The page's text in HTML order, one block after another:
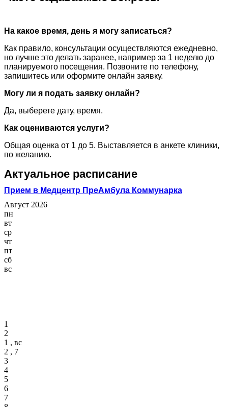
На какое время, день я могу записаться?
Как правило, консультации осуществляются ежедневно,
но лучше это делать заранее, например за 1 неделю до
планируемого посещения. Позвоните по телефону,
запишитесь или оформите онлайн заявку.
Могу ли я подать заявку онлайн?
Да, выберете дату, время.
Как оцениваются услуги?
Общая оценка от 1 до 5. Выставляется в анкете клиники,
по желанию.
Актуальное расписание
Прием в Медцентр ПреАмбула Коммунарка
Август 2026
пн
вт
ср
чт
пт
сб
вс
1
2
1 , вс
2 , 7
3
4
5
6
7